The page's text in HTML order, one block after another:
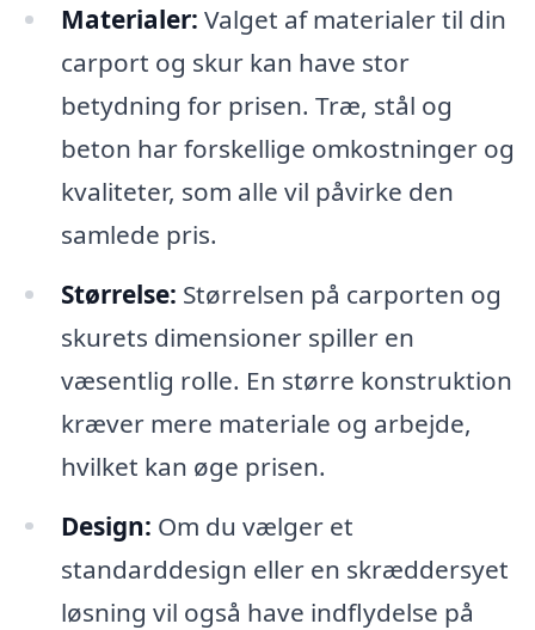
Materialer: Valget af materialer til din
carport og skur kan have stor
betydning for prisen. Træ, stål og
beton har forskellige omkostninger og
kvaliteter, som alle vil påvirke den
samlede pris.
Størrelse: Størrelsen på carporten og
skurets dimensioner spiller en
væsentlig rolle. En større konstruktion
kræver mere materiale og arbejde,
hvilket kan øge prisen.
Design: Om du vælger et
standarddesign eller en skræddersyet
løsning vil også have indflydelse på